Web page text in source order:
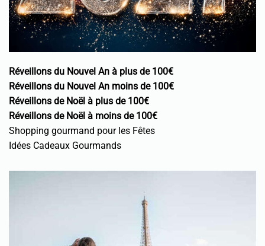
Réveillons du Nouvel An à plus de 100€
Réveillons du Nouvel An moins de 100€
Réveillons de Noël à plus de 100€
Réveillons de Noël à moins de 100€
Shopping gourmand pour les Fêtes
Idées Cadeaux Gourmands